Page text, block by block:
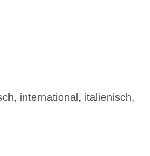
international, italienisch,